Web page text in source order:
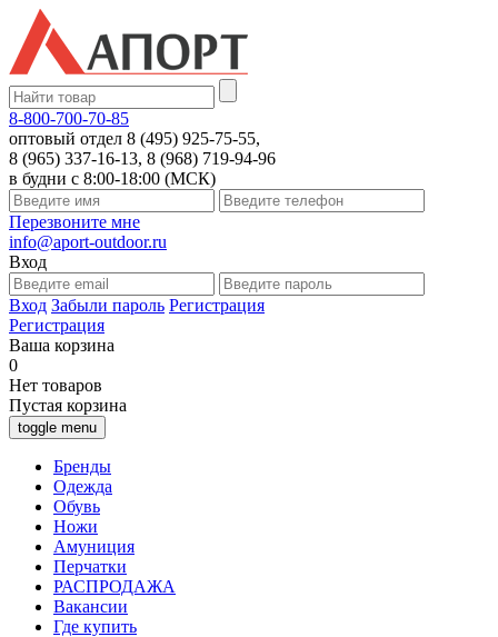
8-800-700-70-85
оптовый отдел 8 (495) 925-75-55,
8 (965) 337-16-13, 8 (968) 719-94-96
в будни с 8:00-18:00 (МСК)
Перезвоните мне
info@aport-outdoor.ru
Вход
Вход Забыли пароль Регистрация
Регистрация
Ваша корзина
0
Нет товаров
Пустая корзина
toggle menu
Бренды
Одежда
Обувь
Ножи
Амуниция
Перчатки
РАСПРОДАЖА
Вакансии
Где купить